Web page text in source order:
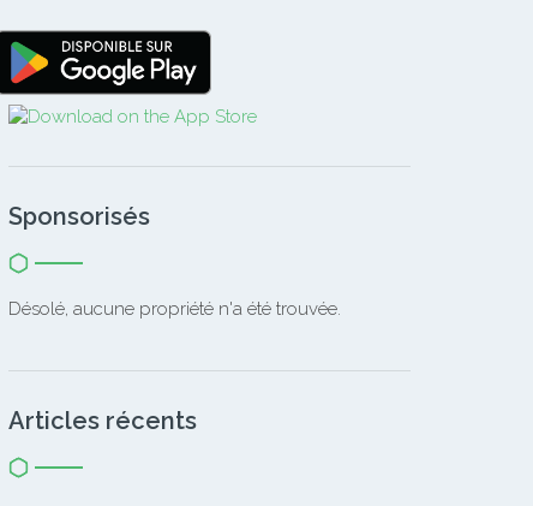
Sponsorisés
Désolé, aucune propriété n'a été trouvée.
Articles récents